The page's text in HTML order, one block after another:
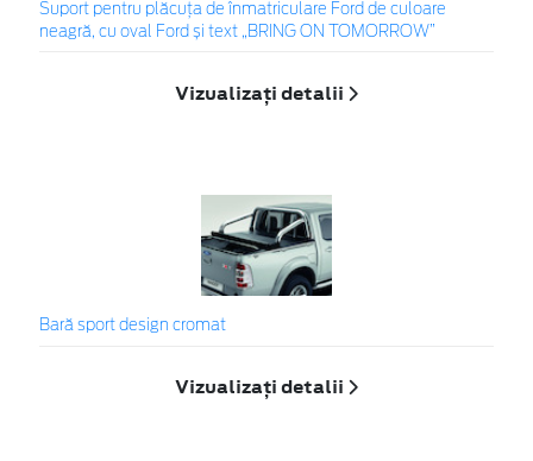
Suport pentru plăcuța de înmatriculare Ford de culoare
neagră, cu oval Ford și text „BRING ON TOMORROW”
Vizualizați detalii
Bară sport design cromat
Vizualizați detalii